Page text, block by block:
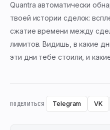
Quantra автоматически
твоей истории сделок:
сжатие времени между
лимитов. Видишь, в какие
эти дни тебе стоили, и
ПОДЕЛИТЬСЯ Telegram VK